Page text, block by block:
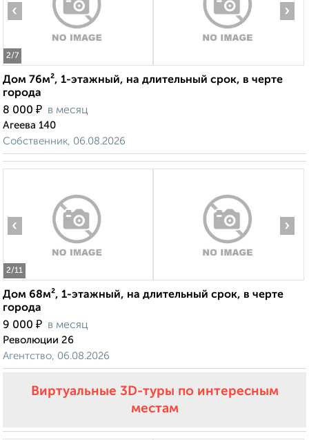
2/7
‹ ›
Дом 76м², 1-этажный, на длительный срок, в черте
города
8 000 ₽ в месяц
Агеева 140
Собственник, 06.08.2026
2/11
‹ ›
Дом 68м², 1-этажный, на длительный срок, в черте
города
9 000 ₽ в месяц
Революции 26
Агентство, 06.08.2026
Виртуальные 3D-туры по интересным
местам